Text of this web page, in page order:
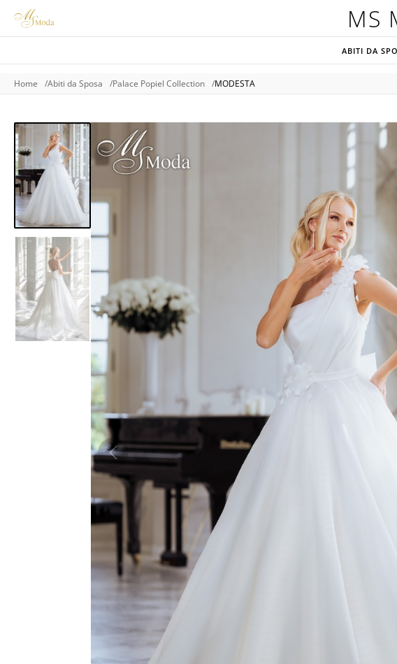
MS
ABITI DA
Home Abiti da Sposa Palace Popiel Collection MODESTA